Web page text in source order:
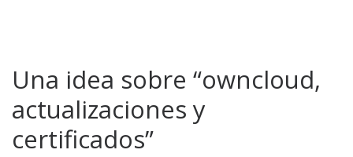
Una idea sobre “owncloud,
actualizaciones y
certificados”